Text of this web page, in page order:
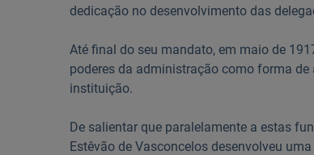
dedicação no desenvolvimento das
Até final do seu mandato, em maio de
poderes da administração como forma
instituição.
De salientar que paralelamente a estas
Estêvão de Vasconcelos desenvolveu